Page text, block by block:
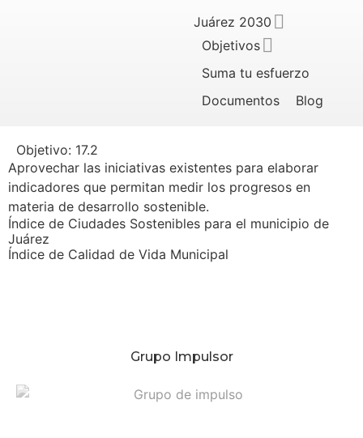
Juárez 2030
Objetivos
Suma tu esfuerzo
Documentos
Blog
Objetivo: 17.2
Aprovechar las iniciativas existentes para elaborar
indicadores que permitan medir los progresos en
materia de desarrollo sostenible.
Índice de Ciudades Sostenibles para el municipio de
Juárez
Índice de Calidad de Vida Municipal
Grupo Impulsor